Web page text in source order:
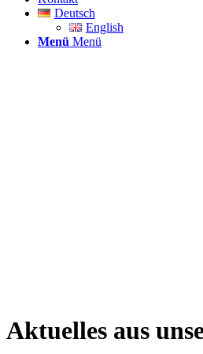
Deutsch
English
Menü Menü
Aktuelles aus